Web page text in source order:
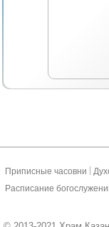
Приписные часовни
Расписание